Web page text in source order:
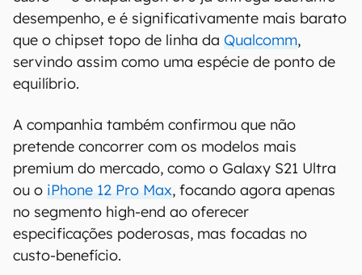
desempenho, e é significativamente mais barato
que o chipset topo de linha da Qualcomm,
servindo assim como uma espécie de ponto de
equilíbrio.
A companhia também confirmou que não
pretende concorrer com os modelos mais
premium do mercado, como o Galaxy S21 Ultra
ou o iPhone 12 Pro Max, focando agora apenas
no segmento high-end ao oferecer
especificações poderosas, mas focadas no
custo-benefício.